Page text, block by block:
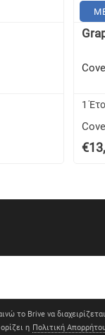
1
το Brive να
η Πολιτική